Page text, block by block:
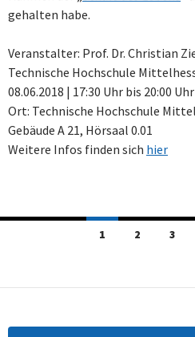
gehalten habe.
Veranstalter: Prof. Dr. Christian
Technische Hochschule
08.06.2018 | 17:30 Uhr bis 20:00 Uhr
Ort: Technische Hochschule
Gebäude A 21, Hörsaal 0.01
Weitere Infos finden sich hier
Beitragsnavigation
1 2 3